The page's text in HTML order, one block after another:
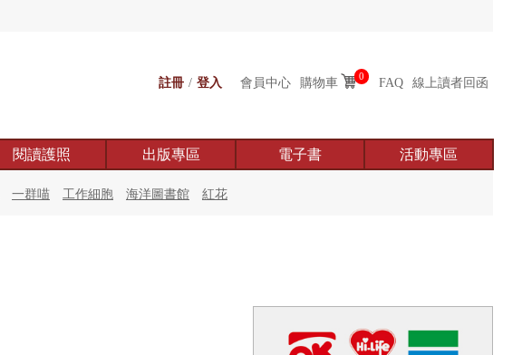
註冊 / 登入 會員中心 購物車 0 FAQ 線上讀者回函
閱讀護照 出版專區 電子書 活動專區
一群喵 工作細胞 海洋圖書館 紅花